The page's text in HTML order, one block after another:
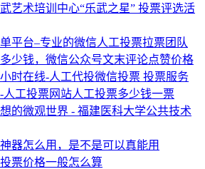
艺术培训中心“乐武之星” 投票评选活
平台–专业的微信人工投票拉票团队
少钱，微信公众号文末评论点赞价格
时在线-人工代投微信投票 投票服务
工投票网站人工投票多少钱一票
的微观世界 - 福建医科大学公共技术
器怎么用，是不是可以真能用
票价格一般怎么算